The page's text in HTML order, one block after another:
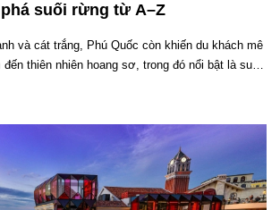
suối rừng từ A–Z
và cát trắng, Phú Quốc còn khiến du khách mê
thiên nhiên hoang sơ, trong đó nổi bật là suối
nhất để có trải nghiệm trọn vẹn. Bài viết dưới
phá chi tiết vẻ đẹp theo từng mùa, kinh nghiệm
động không thể bỏ lỡ khi đến “lá phổi xanh”